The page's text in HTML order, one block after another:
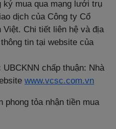
ký mua qua mạng lưới trụ
dịch của Công ty Cổ
Việt. Chi tiết liên hệ và địa
tin tại website của
chấp thuận: Nhà
www.vcsc.com.vn
phong tỏa nhận tiền mua